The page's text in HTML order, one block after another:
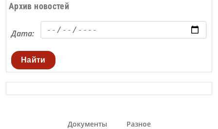
Архив новостей
Дата:
Найти
Документы Разное